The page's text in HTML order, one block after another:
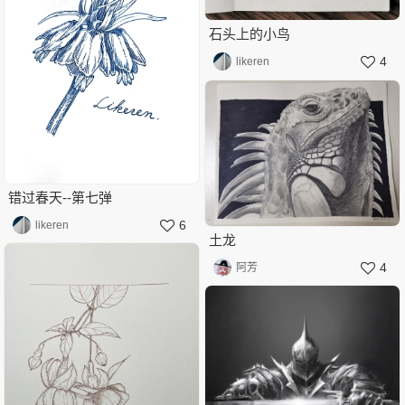
石头上的小鸟
likeren 4
错过春天--第七弹
likeren 6
土龙
阿芳 4